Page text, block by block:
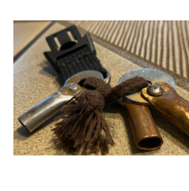
THE WOOD, TK O’BRIEN’S,
代理店